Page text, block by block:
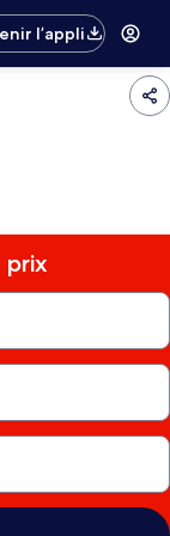
l’appli
prix